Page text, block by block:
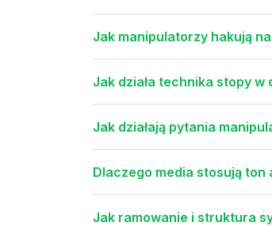
Jak manipulatorzy hakują
Jak działa technika stopy
Jak działają pytania
Dlaczego media stosują
Jak ramowanie i struktura